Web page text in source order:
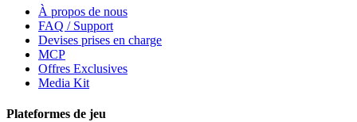
À propos de nous
FAQ / Support
Devises prises en charge
MCP
Offres Exclusives
Media Kit
Plateformes de jeu